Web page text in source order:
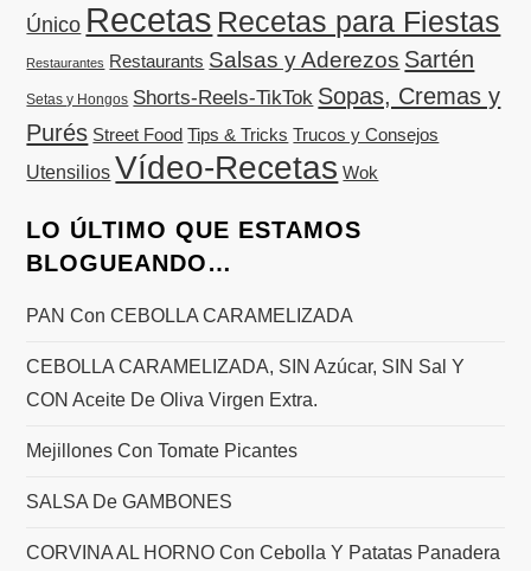
Único Recetas Recetas para Fiestas
Restaurantes Restaurants Salsas y Aderezos Sartén
Setas y Hongos Shorts-Reels-TikTok Sopas, Cremas y
Purés Street Food Tips & Tricks Trucos y Consejos
Utensilios Vídeo-Recetas Wok
LO ÚLTIMO QUE ESTAMOS
BLOGUEANDO…
PAN Con CEBOLLA CARAMELIZADA
CEBOLLA CARAMELIZADA, SIN Azúcar, SIN Sal Y
CON Aceite De Oliva Virgen Extra.
Mejillones Con Tomate Picantes
SALSA De GAMBONES
CORVINA AL HORNO Con Cebolla Y Patatas Panadera